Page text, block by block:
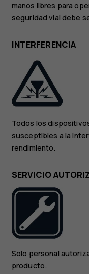
manos libres para
seguridad vial debe
INTERFERENCIA
Todos los
susceptibles a la
rendimiento.
SERVICIO
Solo personal
producto.